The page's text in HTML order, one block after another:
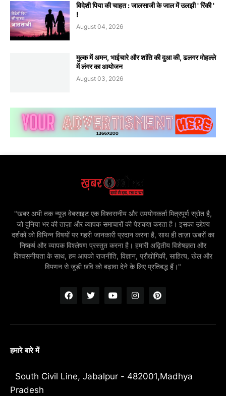
विदेशी पिया की चाहत : जालसाजी के जाल में उलझी ' रिंकी '
!
August 04, 2026
मुल्क में अमन, भाईचारे और शांति की दुआ की, ढलगर मोहल्ले
में लंगर का आयोजन
August 03, 2026
"खबर अभी तक न्यूज़ वेबसाइट एक विश्वसनीय और उपयोगकर्ता मित्रपूर्ण स्रोत है,
जो दुनिया भर की ताज़ा और व्यापक समाचारों की पेशकश करता है। इसका उद्देश्य
दर्शकों को विभिन्न विषयों पर गहरी जानकारी प्रदान करना है, साथ ही ताज़ा खबरों का
निष्कर्ष और व्यापक विश्लेषण प्रस्तुत करना है। हमारी अद्वितीय विशेषज्ञता और
विश्वसनीयता के साथ, हम आपको राजनीति, विज्ञान, प्रौद्योगिकी, साहित्य, खेल और
विपणन से जुड़ी छवि को बढ़ावा देने के लिए प्रतिबद्ध हैं।"
हमारे बारे में
South Civil Line, Jabalpur - 482001,Madhya
Pradesh